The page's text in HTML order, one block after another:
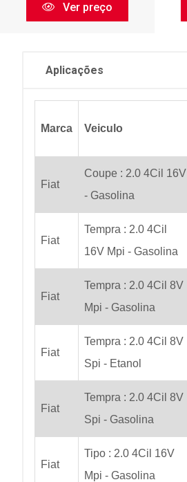
Ver preço
Aplicações
Marca Veiculo
Fiat
Coupe : 2.0 4Cil 16V
- Gasolina
Fiat
Tempra : 2.0 4Cil
16V Mpi - Gasolina
Fiat
Tempra : 2.0 4Cil 8V
Mpi - Gasolina
Fiat
Tempra : 2.0 4Cil 8V
Spi - Etanol
Fiat
Tempra : 2.0 4Cil 8V
Spi - Gasolina
Fiat
Tipo : 2.0 4Cil 16V
Mpi - Gasolina